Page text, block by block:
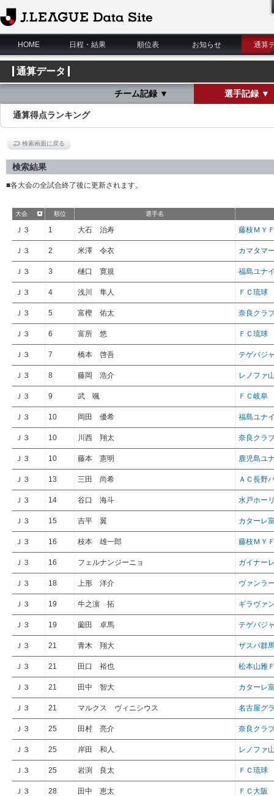
J.League Data Site
HOME
日程・結果 順位表 お知らせ 通算
通算データ
チーム記録 ▼ 選手記録 ▼
通算得点ランキング
検索画面に戻る
検索結果
■各大会の全試合終了後に更新されます。
大会 順位 選手名
Ｊ３ 1 大石 治寿 藤枝ＭＹ
Ｊ３ 2 米澤 令衣 カマタマ
Ｊ３ 3 樋口 寛規 福島ユナ
Ｊ３ 4 浅川 隼人 ＦＣ琉球
Ｊ３ 5 富樫 佑太 奈良クラ
Ｊ３ 6 富所 悠 ＦＣ琉球
Ｊ３ 7 橋本 啓吾 テゲバジ
Ｊ３ 8 藤岡 浩介 レノファ
Ｊ３ 9 武 颯 ＦＣ岐阜
Ｊ３ 10 岡田 優希 福島ユナ
Ｊ３ 10 川西 翔太 奈良クラ
Ｊ３ 10 藤本 憲明 鹿児島ユ
Ｊ３ 13 三田 尚希 ＡＣ長野
Ｊ３ 14 谷口 海斗 水戸ホー
Ｊ３ 15 吉平 翼 カターレ
Ｊ３ 16 枝本 雄一郎 藤枝ＭＹ
Ｊ３ 16 フェルナンジーニョ ガイナー
Ｊ３ 18 上形 洋介 ヴァンラ
Ｊ３ 19 牛之濵 拓 ギラヴァ
Ｊ３ 19 薗田 卓馬 テゲバジ
Ｊ３ 21 青木 翔大 ザスパ群
Ｊ３ 21 田口 裕也 松本山雅
Ｊ３ 21 田中 智大 カターレ
Ｊ３ 21 マルクス ヴィニシウス 名古屋グ
Ｊ３ 25 田村 亮介 奈良クラ
Ｊ３ 25 岸田 和人 レノファ
Ｊ３ 25 岩渕 良太 ＦＣ琉球
Ｊ３ 28 田中 恵太 ＦＣ大阪